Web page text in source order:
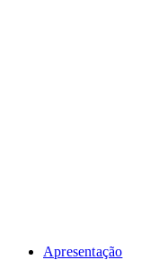
Apresentação